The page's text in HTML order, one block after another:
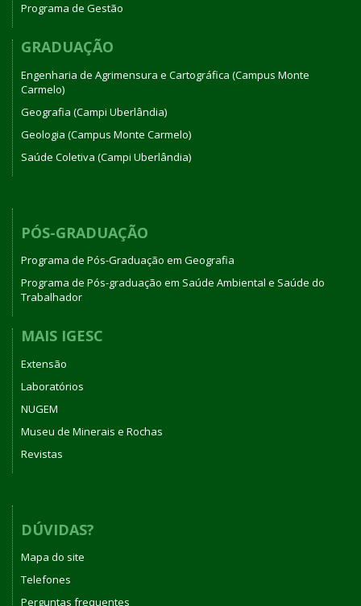
Programa de Gestão
GRADUAÇÃO
Engenharia de Agrimensura e Cartográfica (Campus Monte
Carmelo)
Geografia (Campi Uberlândia)
Geologia (Campus Monte Carmelo)
Saúde Coletiva (Campi Uberlândia)
PÓS-GRADUAÇÃO
Programa de Pós-Graduação em Geografia
Programa de Pós-graduação em Saúde Ambiental e Saúde do
Trabalhador
MAIS IGESC
Extensão
Laboratórios
NUGEM
Museu de Minerais e Rochas
Revistas
DÚVIDAS?
Mapa do site
Telefones
Perguntas frequentes